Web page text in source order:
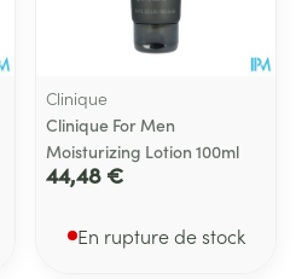
Clinique
Clinique For Men
Moisturizing Lotion 100ml
44,48 €
En rupture de stock